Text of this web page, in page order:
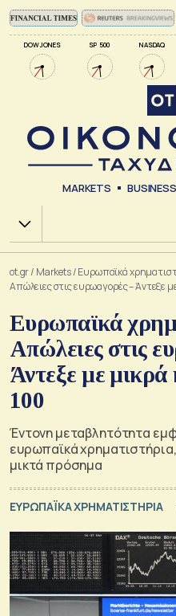
DOW JONES SP 500 NASDAQ
MARKETS BUSINESS
Χ.Α.
ot.gr/ Markets/Ευρωπαϊκά
Απώλειες στις ευρωαγορές – Άντεξε
Ευρωπαϊκά
Απώλειες στις
Άντεξε με
100
Έντονη μεταβλητότητα
ευρωπαϊκά χρηματιστήρια,
μικτά πρόσημα
ΕΥΡΩΠΑΪΚΑ ΧΡΗΜΑΤΙΣΤΗΡΙΑ